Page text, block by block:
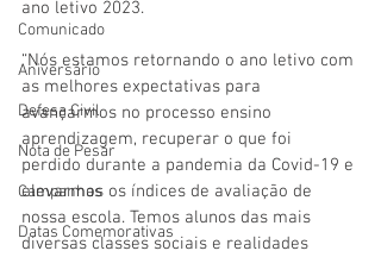
Comunicado
Aniversário
Defesa Civil
Nota de Pesar
Campanhas
Datas Comemorativas
ano letivo 2023.
“Nós estamos retornando o ano letivo com
as melhores expectativas para
avançarmos no processo ensino
aprendizagem, recuperar o que foi
perdido durante a pandemia da Covid-19 e
elevarmos os índices de avaliação de
nossa escola. Temos alunos das mais
diversas classes sociais e realidades